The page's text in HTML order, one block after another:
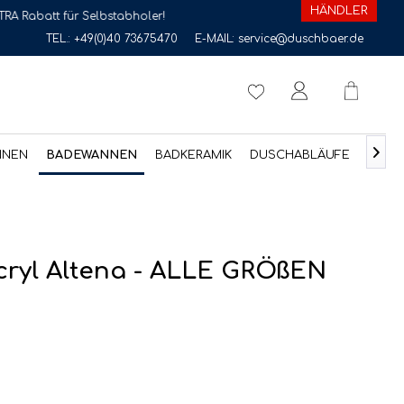
für Selbstabholer!
TEL.: +49(0)40 73675470 E-MAIL: service@duschbaer.de
BADEWANNEN BADKERAMIK DUSCHABLÄUFE 
Altena - ALLE GRÖßEN
HÄNDLER